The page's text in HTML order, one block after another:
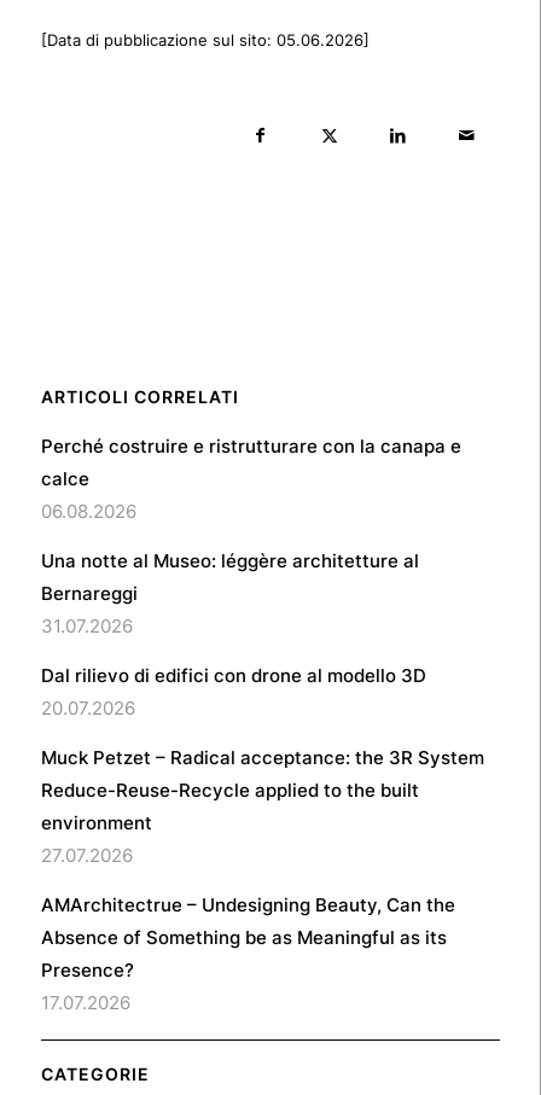
[Data di pubblicazione sul sito: 05.06.2026]
ARTICOLI CORRELATI
Perché costruire e ristrutturare con la canapa e
calce
06.08.2026
Una notte al Museo: léggère architetture al
Bernareggi
31.07.2026
Dal rilievo di edifici con drone al modello 3D
20.07.2026
Muck Petzet – Radical acceptance: the 3R System
Reduce-Reuse-Recycle applied to the built
environment
27.07.2026
AMArchitectrue – Undesigning Beauty, Can the
Absence of Something be as Meaningful as its
Presence?
17.07.2026
CATEGORIE